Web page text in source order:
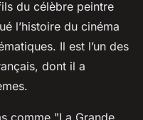
du célèbre peintre
l’histoire du cinéma
Il est l’un des
dont il a